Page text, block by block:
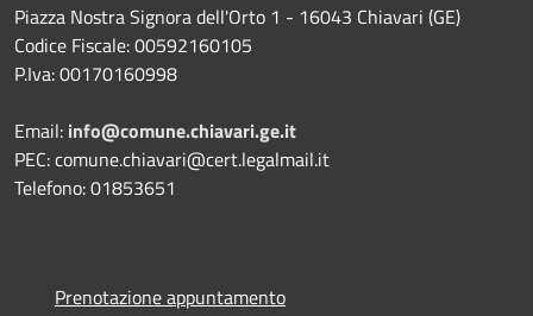
Piazza Nostra Signora dell'Orto 1 - 16043 Chiavari (GE)
Codice Fiscale: 00592160105
P.Iva: 00170160998
Email: info@comune.chiavari.ge.it
PEC: comune.chiavari@cert.legalmail.it
Telefono: 01853651
Prenotazione appuntamento